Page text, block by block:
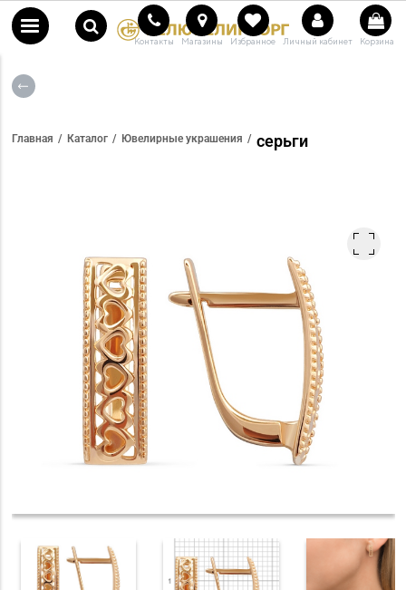
Контакты Магазины Избранное Личный кабинет Корзина
Главная Каталог Ювелирные украшения серьги